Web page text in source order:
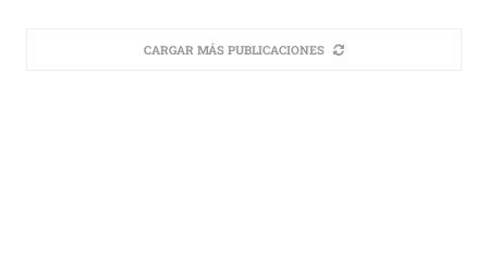
CARGAR MÁS PUBLICACIONES